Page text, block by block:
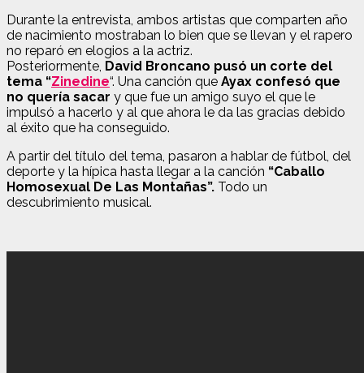
Durante la entrevista, ambos artistas que comparten año
de nacimiento mostraban lo bien que se llevan y el rapero
no reparó en elogios a la actriz.
Posteriormente, David Broncano pusó un corte del
tema “Zinedine“. Una canción que Ayax confesó que
no quería sacar y que fue un amigo suyo el que le
impulsó a hacerlo y al que ahora le da las gracias debido
al éxito que ha conseguido.
A partir del título del tema, pasaron a hablar de fútbol, del
deporte y la hípica hasta llegar a la canción “Caballo
Homosexual De Las Montañas”. Todo un
descubrimiento musical.